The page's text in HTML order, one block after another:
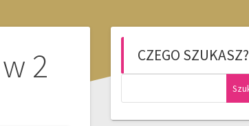
2
CZEGO SZUKASZ?